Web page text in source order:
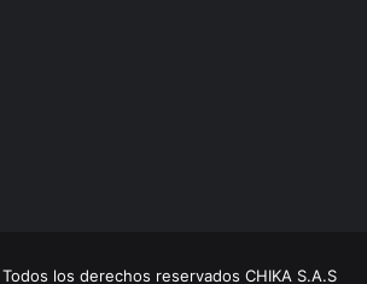
los derechos reservados CHIKA S.A.S